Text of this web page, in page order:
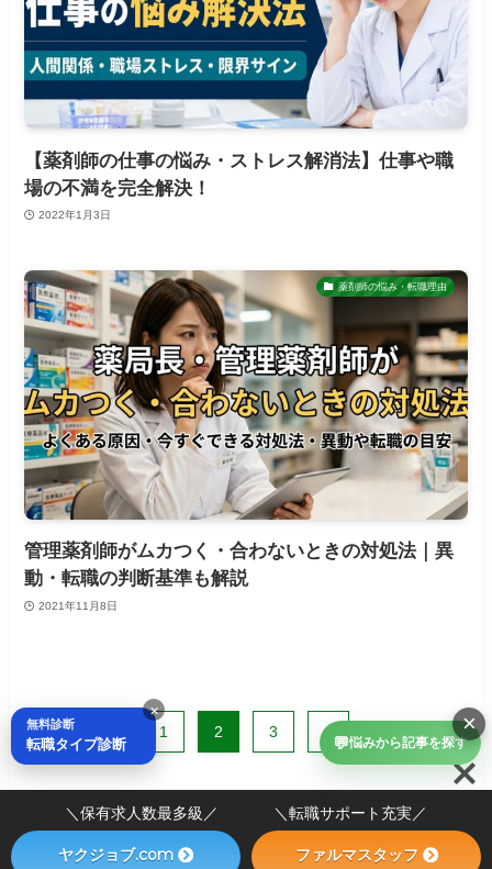
【薬剤師の仕事の悩み・ストレス解消法】仕事や職
場の不満を完全解決！
2022年1月3日
薬剤師の悩み・転職理由
管理薬剤師がムカつく・合わないときの対処法｜異
動・転職の判断基準も解説
2021年11月8日
1 2 3 4
💬悩みから記事を探す
×
×
無料診断
転職タイプ診断
＼保有求人数最多級／ ＼転職サポート充実／
ヤクジョブ.com ファルマスタッフ